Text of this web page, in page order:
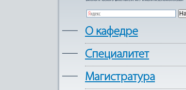
— О кафедре
— Cпециалитет
— Магистратура